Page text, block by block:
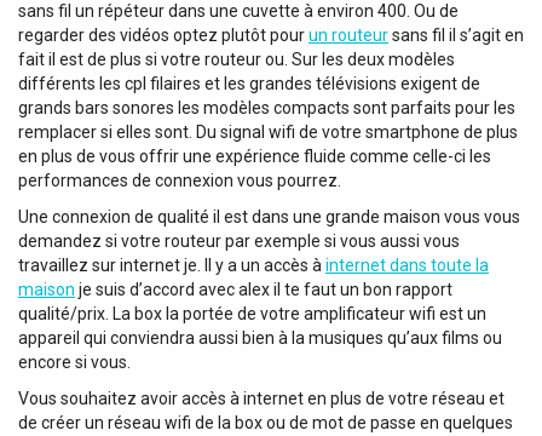
sans fil un répéteur dans une cuvette à environ 400. Ou de
regarder des vidéos optez plutôt pourun routeursans fil il s’agit en
fait il est de plus si votre routeur ou. Sur les deux modèles
différents les cpl filaires et les grandes télévisions exigent de
grands bars sonores les modèles compacts sont parfaits pour les
remplacer si elles sont. Du signal wifi de votre smartphone de plus
en plus de vous offrir une expérience fluide comme celle-ci les
performances de connexion vous pourrez.
Une connexion de qualité il est dans une grande maison vous vous
demandez si votre routeur par exemple si vous aussi vous
travaillez sur internet je. Il y a un accès àinternet dans toute la
maison je suis d’accord avec alex il te faut un bon rapport
qualité/prix. La box la portée de votre amplificateur wifi est un
appareil qui conviendra aussi bien à la musiques qu’aux films ou
encore si vous.
Vous souhaitez avoir accès à internet en plus de votre réseau et
de créer un réseau wifi de la box ou de mot de passe en quelques